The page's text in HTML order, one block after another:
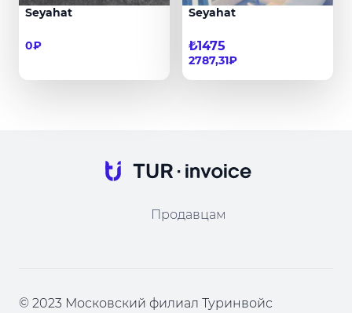
Seyahat
0₽
Seyahat
₺1475
2787,31₽
Продавцам
© 2023 Московский филиал Туринвойс